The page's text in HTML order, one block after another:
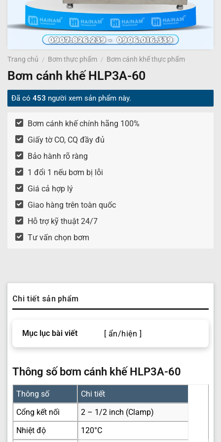
Trang chủ / Bơm thực phẩm / Bơm cánh khế thực phẩm
Bơm cánh khế HLP3A-60
Đã có 453 người xem sản phẩm này.
Bơm cánh khế chính hãng 100%
Giấy tờ CO, CQ đầy đủ
Bảo hành rõ ràng
1 đổi 1 nếu bơm bị lỗi
Giá cả hợp lý
Giao hàng trên toàn quốc
Hỗ trợ kỹ thuật 24/7
Tư vấn chọn bơm
Chi tiết sản phẩm
Mục lục bài viết [ ẩn/hiện ]
Thông số bơm cánh khế HLP3A-60
Thông số
Chi tiết
Cổng kết nối
2 – 1/2 inch (Clamp)
Nhiệt độ
120°C